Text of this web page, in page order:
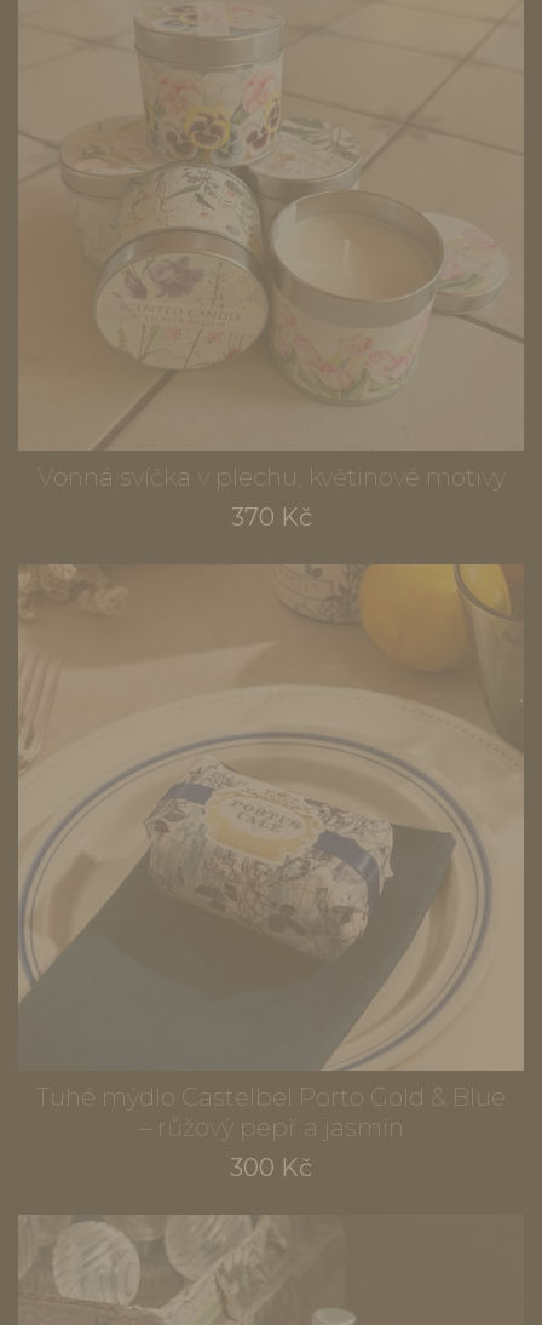
Vonná svíčka v plechu, květinové motivy
370 Kč
Tuhé mýdlo Castelbel Porto Gold & Blue
– růžový pepř a jasmín
300 Kč